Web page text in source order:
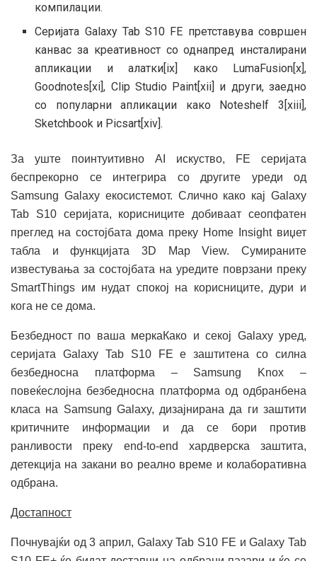
компилации.
Серијата Galaxy Tab S10 FE претставува совршен
канвас за креативност со однапред инсталирани
апликации и алатки[ix] како LumaFusion[x],
Goodnotes[xi], Clip Studio Paint[xii] и други, заедно
со популарни апликации како Noteshelf 3[xiii],
Sketchbook и Picsart[xiv].
За уште поинтуитивно AI искуство, FE серијата
беспрекорно се интегрира со другите уреди од
Samsung Galaxy екосистемот. Слично како кај Galaxy
Tab S10 серијата, корисниците добиваат сеопфатен
преглед на состојбата дома преку Home Insight виџет
табла и функцијата 3D Map View. Сумираните
известувања за состојбата на уредите поврзани преку
SmartThings им нудат спокој на корисниците, дури и
кога не се дома.
Безбедност по ваша меркаКако и секој Galaxy уред,
серијата Galaxy Tab S10 FE е заштитена со силна
безбедносна платформа – Samsung Knox –
повеќеслојна безбедносна платформа од одбранбена
класа на Samsung Galaxy, дизајнирана да ги заштити
критичните информации и да се бори против
ранливости преку end-to-end хардверска заштита,
детекција на закани во реално време и колаборативна
одбрана.
Достапност
Почнувајќи од 3 април, Galaxy Tab S10 FE и Galaxy Tab